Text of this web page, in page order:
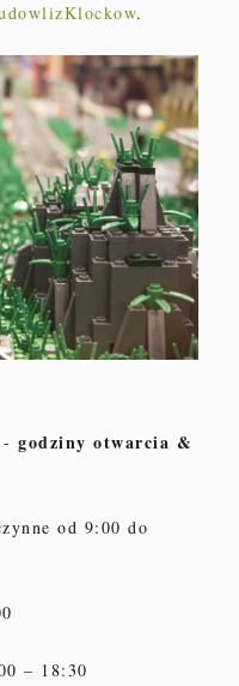
.
-godziny otwarcia &
od 9:00 do
– 18:30